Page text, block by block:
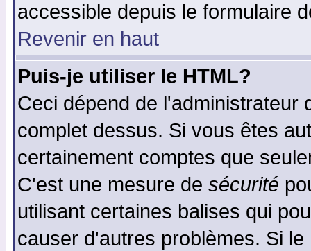
accessible depuis le formulaire
Revenir en haut
Puis-je utiliser le HTML?
Ceci dépend de l'administrateur
complet dessus. Si vous êtes
certainement comptes que
C'est une mesure de sécurité
utilisant certaines balises qui
causer d'autres problèmes. Si